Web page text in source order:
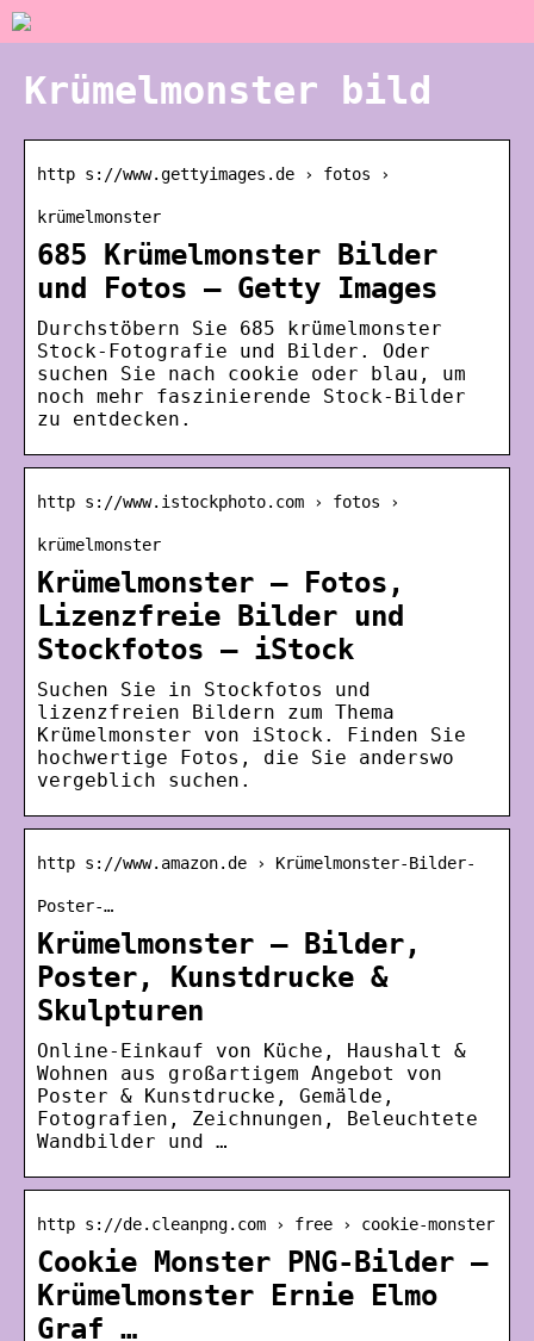
Krümelmonster bild
http s://www.gettyimages.de › fotos ›
krümelmonster
685 Krümelmonster Bilder
und Fotos – Getty Images
Durchstöbern Sie 685 krümelmonster
Stock-Fotografie und Bilder. Oder
suchen Sie nach cookie oder blau, um
noch mehr faszinierende Stock-Bilder
zu entdecken.
http s://www.istockphoto.com › fotos ›
krümelmonster
Krümelmonster – Fotos,
Lizenzfreie Bilder und
Stockfotos – iStock
Suchen Sie in Stockfotos und
lizenzfreien Bildern zum Thema
Krümelmonster von iStock. Finden Sie
hochwertige Fotos, die Sie anderswo
vergeblich suchen.
http s://www.amazon.de › Krümelmonster-Bilder-
Poster-…
Krümelmonster – Bilder,
Poster, Kunstdrucke &
Skulpturen
Online-Einkauf von Küche, Haushalt &
Wohnen aus großartigem Angebot von
Poster & Kunstdrucke, Gemälde,
Fotografien, Zeichnungen, Beleuchtete
Wandbilder und …
http s://de.cleanpng.com › free › cookie-monster
Cookie Monster PNG-Bilder –
Krümelmonster Ernie Elmo
Graf …